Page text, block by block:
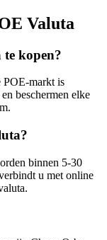
Valuta
kopen?
POE-markt is
beschermen elke
binnen 5-30
u met online